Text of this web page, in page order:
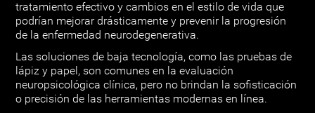
tratamiento efectivo y cambios en el estilo de vida que
podrían mejorar drásticamente y prevenir la progresión
de la enfermedad neurodegenerativa.
Las soluciones de baja tecnología, como las pruebas de
lápiz y papel, son comunes en la evaluación
neuropsicológica clínica, pero no brindan la sofisticación
o precisión de las herramientas modernas en línea.